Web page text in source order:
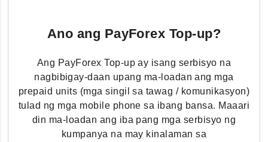
Ano ang PayForex Top-up?
Ang PayForex Top-up ay isang serbisyo na
nagbibigay-daan upang ma-loadan ang mga
prepaid units (mga singil sa tawag / komunikasyon)
tulad ng mga mobile phone sa ibang bansa. Maaari
din ma-loadan ang iba pang mga serbisyo ng
kumpanya na may kinalaman sa